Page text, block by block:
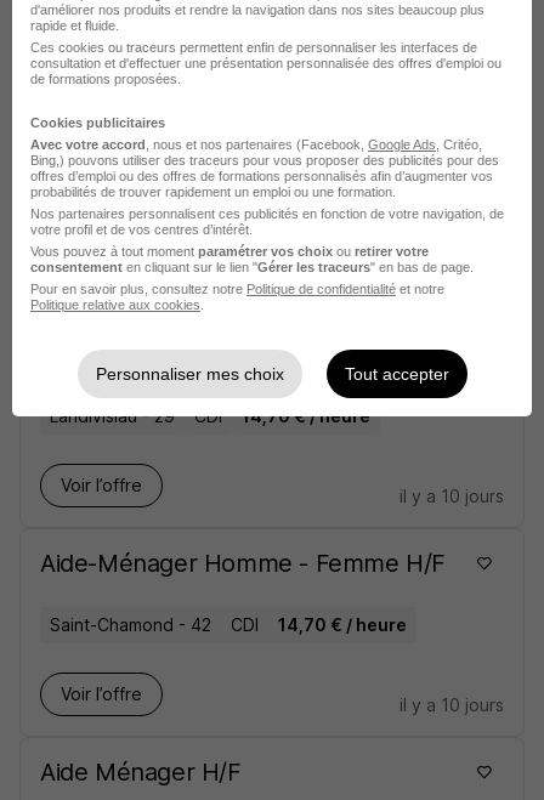
il y a 8 jours
Aide Ménagerè - Cagnes sur Mer H/F
Cagnes-sur-Mer - 06 CDI
Temps partiel
12,31 - 13,31 € / heure
Voir l’offre
il y a 9 jours
Domicile H/F
Landivisiau - 29 CDI 14,70 € / heure
Voir l’offre
il y a 10 jours
Aide-Ménager Homme - Femme H/F
Saint-Chamond - 42 CDI 14,70 € / heure
Voir l’offre
il y a 10 jours
Aide Ménager H/F
d'améliorer nos produits et rendre la navigation dans nos sites beaucoup plus
rapide et fluide.
Ces cookies ou traceurs permettent enfin de personnaliser les interfaces de
consultation et d'effectuer une présentation personnalisée des offres d'emploi ou
de formations proposées.
Cookies publicitaires
Avec votre accord , nous et nos partenaires (Facebook, Google Ads , Critéo,
Bing,) pouvons utiliser des traceurs pour vous proposer des publicités pour des
offres d’emploi ou des offres de formations personnalisés afin d’augmenter vos
probabilités de trouver rapidement un emploi ou une formation.
Nos partenaires personnalisent ces publicités en fonction de votre navigation, de
votre profil et de vos centres d’intérêt.
Vous pouvez à tout moment paramétrer vos choix ou retirer votre
consentement en cliquant sur le lien "Gérer les traceurs" en bas de page.
Pour en savoir plus, consultez notre Politique de confidentialité et notre
Politique relative aux cookies
Personnaliser mes choix Tout accepter